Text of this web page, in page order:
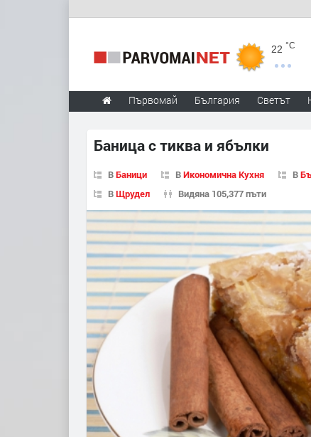
22 °C
Първомай България Светът
Баница с тиква и ябълки
ВБаници ВИкономична Кухня В
ВЩрудел Видяна 105,377 пъти